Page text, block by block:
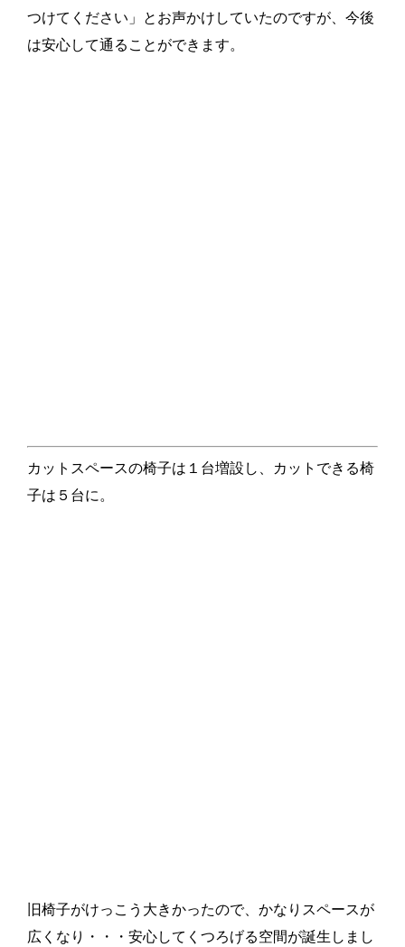
つけてください」とお声かけしていたのですが、今後
は安心して通ることができます。
カットスペースの椅子は１台増設し、カットできる椅
子は５台に。
旧椅子がけっこう大きかったので、かなりスペースが
広くなり・・・安心してくつろげる空間が誕生しまし